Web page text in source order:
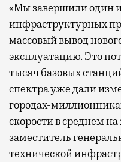
«Мы завершили один
инфраструктурных
массовый вывод
эксплуатацию. Это
тысяч базовых
спектра уже дали
городах-
скорости в среднем
заместитель
технической